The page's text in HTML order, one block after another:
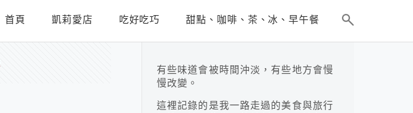
首頁 凱莉愛店 吃好吃巧 甜點、咖啡、茶、冰、早午餐
有些味道會被時間沖淡，有些地方會慢
慢改變。
這裡記錄的是我一路走過的美食與旅行